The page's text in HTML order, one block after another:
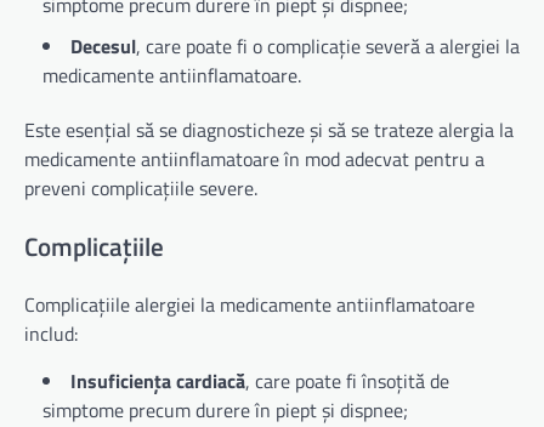
Decesul, care poate fi o complicație severă a alergiei la
medicamente antiinflamatoare.
Este esențial să se diagnosticheze și să se trateze alergia la
medicamente antiinflamatoare în mod adecvat pentru a
preveni complicațiile severe.
Complicațiile
Complicațiile alergiei la medicamente antiinflamatoare
includ:
Insuficiența cardiacă, care poate fi însoțită de
simptome precum durere în piept și dispnee;